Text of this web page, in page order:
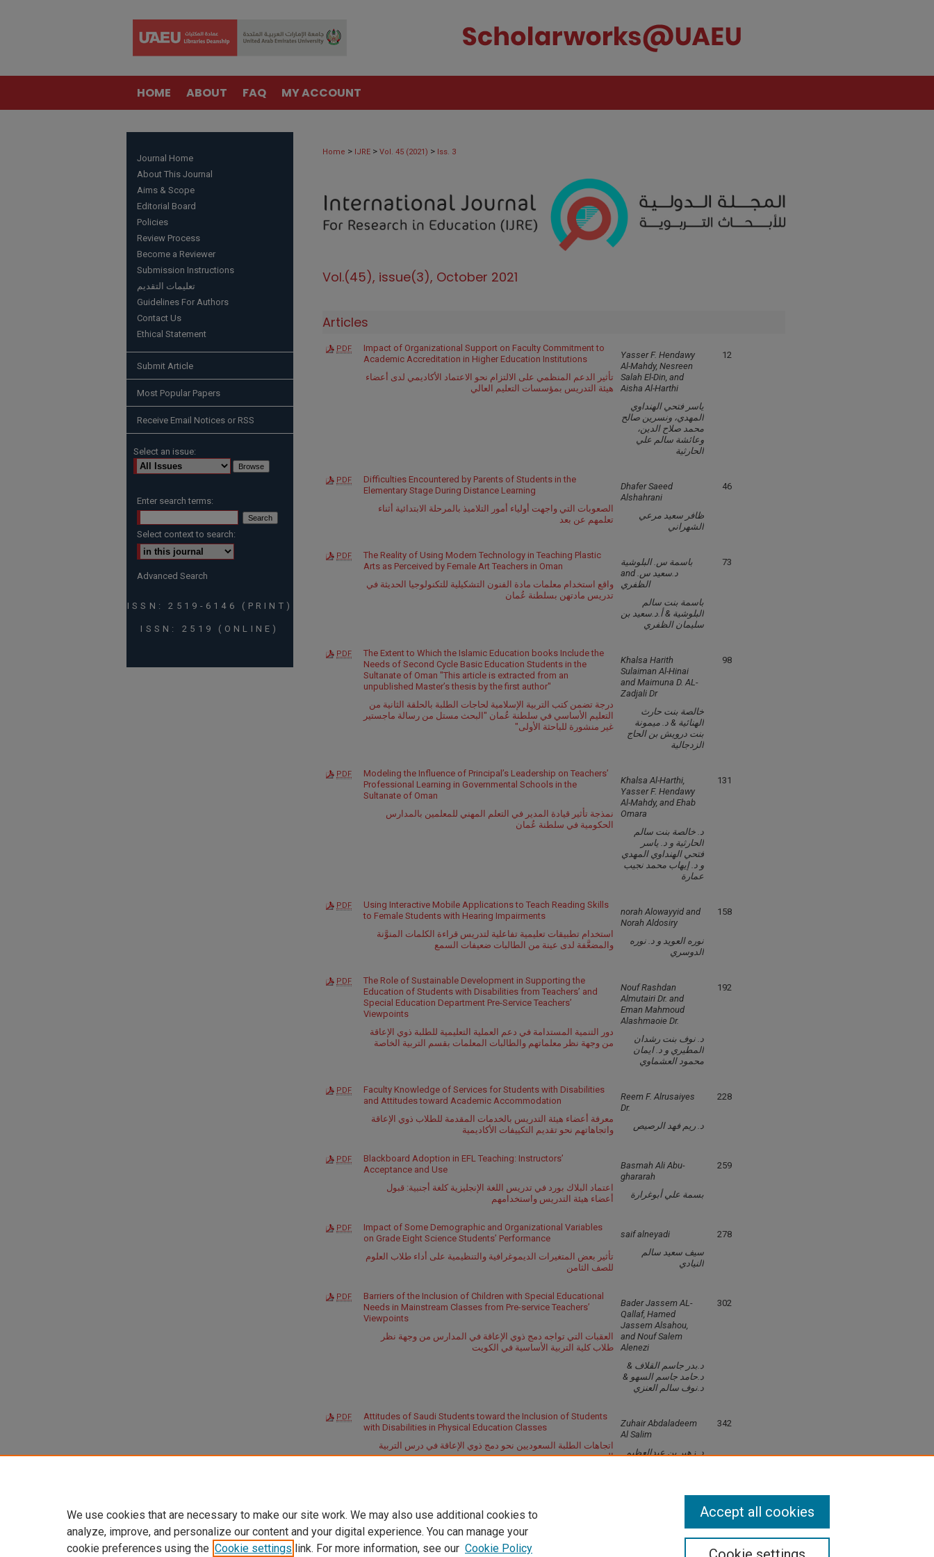
HOME ABOUT FAQ MY ACCOUNT
Home > IJRE > Vol. 45 (2021) > Iss. 3
Vol.(45), issue(3), October 2021
Articles
PDF
Impact of Organizational Support on Faculty Commitment to
Academic Accreditation in Higher Education Institutions
تأثير الدعم المنظمي على الالتزام نحو الاعتماد الأكاديمي لدى أعضاء
هيئة التدريس بمؤسسات التعليم العالي
Yasser F. Hendawy
Al-Mahdy, Nesreen
Salah El-Din, and
Aisha Al-Harthi
ياسر فتحي الهنداوي
المهدي، ونسرين صالح
محمد صلاح الدين،
وعائشة سالم علي
الحارثية
12
PDF
Difficulties Encountered by Parents of Students in the
Elementary Stage During Distance Learning
الصعوبات التي واجهت أولياء أمور التلاميذ بالمرحلة الابتدائية أثناء
تعلمهم عن بعد
Dhafer Saeed
Alshahrani
ظافر سعيد مرعي
الشهراني
46
PDF
The Reality of Using Modern Technology in Teaching Plastic
Arts as Perceived by Female Art Teachers in Oman
واقع استخدام معلمات مادة الفنون التشكيلية للتكنولوجيا الحديثة في
تدريس مادتهن بسلطنة عُمان
باسمة س. البلوشية
and د.سعيد س.
الظفري
باسمة بنت سالم
البلوشية & أ.د.سعيد بن
سليمان الظفري
73
PDF
The Extent to Which the Islamic Education books Include the
Needs of Second Cycle Basic Education Students in the
Sultanate of Oman "This article is extracted from an
unpublished Master’s thesis by the first author"
درجة تضمن كتب التربية الإسلامية لحاجات الطلبة بالحلقة الثانية من
التعليم الأساسي في سلطنة عُمان "البحث مستل من رسالة ماجستير
غير منشورة للباحثة الأولى"
Khalsa Harith
Sulaiman Al-Hinai
and Maimuna D. AL-
Zadjali Dr
خالصة بنت حارث
الهنائية & د. ميمونة
بنت درويش بن الحاج
الزدجالية
98
PDF
Modeling the Influence of Principal’s Leadership on Teachers’
Professional Learning in Governmental Schools in the
Sultanate of Oman
نمذجة تأثير قيادة المدير في التعلم المهني للمعلمين بالمدارس
الحكومية في سلطنة عُمان
Khalsa Al-Harthi,
Yasser F. Hendawy
Al-Mahdy, and Ehab
Omara
د. خالصة بنت سالم
الحارثية و د. ياسر
فتحي الهنداوي المهدي
و د. إيهاب محمد نجيب
عمارة
131
PDF
Using Interactive Mobile Applications to Teach Reading Skills
to Female Students with Hearing Impairments
استخدام تطبيقات تعليمية تفاعلية لتدريس قراءة الكلمات المنوَّنة
والمضعَّفة لدى عينة من الطالبات ضعيفات السمع
norah Alowayyid and
Norah Aldosiry
نوره العويد و د. نوره
الدوسري
158
PDF
The Role of Sustainable Development in Supporting the
Education of Students with Disabilities from Teachers’ and
Special Education Department Pre-Service Teachers’
Viewpoints
دور التنمية المستدامة في دعم العملية التعليمية للطلبة ذوي الإعاقة
من وجهة نظر معلماتهم والطالبات المعلمات بقسم التربية الخاصة
Nouf Rashdan
Almutairi Dr. and
Eman Mahmoud
Alashmaoie Dr.
د. نوف بنت رشدان
المطيري و د. ايمان
محمود العشماوي
192
PDF
Faculty Knowledge of Services for Students with Disabilities
and Attitudes toward Academic Accommodation
معرفة أعضاء هيئة التدريس بالخدمات المقدمة للطلاب ذوي الإعاقة
واتجاهاتهم نحو تقديم التكييفات الأكاديمية
Reem F. Alrusaiyes
Dr.
د. ريم فهد الرصيص
228
PDF
Blackboard Adoption in EFL Teaching: Instructors’
Acceptance and Use
اعتماد البلاك بورد في تدريس اللغة الإنجليزية كلغة أجنبية: قبول
أعضاء هيئة التدريس واستخدامهم
Basmah Ali Abu-
ghararah
بسمة علي أبوغرارة
259
PDF
Impact of Some Demographic and Organizational Variables
on Grade Eight Science Students’ Performance
تأثير بعض المتغيرات الديموغرافية والتنظيمية على أداء طلاب العلوم
للصف الثامن
saif alneyadi
سيف سعيد سالم
النيادي
278
PDF
Barriers of the Inclusion of Children with Special Educational
Needs in Mainstream Classes from Pre-service Teachers’
Viewpoints
العقبات التي تواجه دمج ذوي الإعاقة في المدارس من وجهة نظر
طلاب كلية التربية الأساسية في الكويت
Bader Jassem AL-
Qallaf, Hamed
Jassem Alsahou,
and Nouf Salem
Alenezi
د.بدر جاسم القلاف &
د.حامد جاسم السهو &
د.نوف سالم العنزي
302
PDF
Attitudes of Saudi Students toward the Inclusion of Students
with Disabilities in Physical Education Classes
اتجاهات الطلبة السعوديين نحو دمج ذوي الإعاقة في درس التربية
البدنية
Zuhair Abdaladeem
Al Salim
د. زهير بن عبدالعظيم
342
Journal Home
About This Journal
Aims & Scope
Editorial Board
Policies
Review Process
Become a Reviewer
Submission Instructions
تعليمات التقديم
Guidelines For Authors
Contact Us
Ethical Statement
Submit Article
Most Popular Papers
Receive Email Notices or RSS
Select an issue:
Enter search terms:
Select context to search:
Advanced Search
ISSN: 2519-6146 (PRINT)
ISSN: 2519 (ONLINE)
We use cookies that are necessary to make our site work. We may also use additional cookies to
analyze, improve, and personalize our content and your digital experience. You can manage your
cookie preferences using the Cookie settings link. For more information, see our Cookie Policy
Accept all cookies